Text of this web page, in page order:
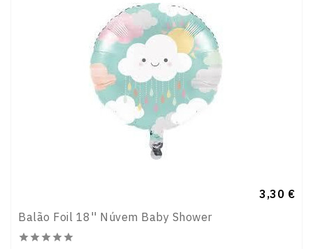
Preço
3,30 €
Balão Foil 18'' Núvem Baby Shower
